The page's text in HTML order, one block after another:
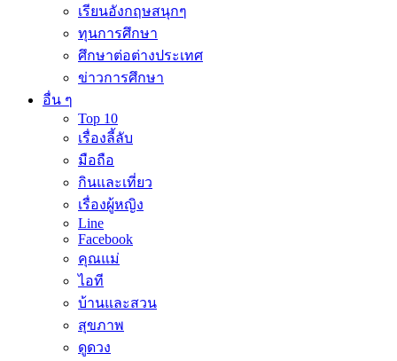
เรียนอังกฤษสนุกๆ
ทุนการศึกษา
ศึกษาต่อต่างประเทศ
ข่าวการศึกษา
อื่น ๆ
Top 10
เรื่องลี้ลับ
มือถือ
กินและเที่ยว
เรื่องผู้หญิง
Line
Facebook
คุณแม่
ไอที
บ้านและสวน
สุขภาพ
ดูดวง